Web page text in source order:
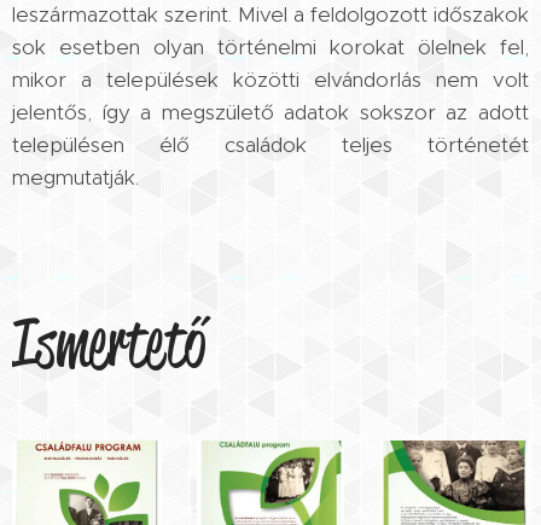
leszármazottak szerint. Mivel a feldolgozott időszakok
sok esetben olyan történelmi korokat ölelnek fel,
mikor a települések közötti elvándorlás nem volt
jelentős, így a megszülető adatok sokszor az adott
településen élő családok teljes történetét
megmutatják.
Ismertető